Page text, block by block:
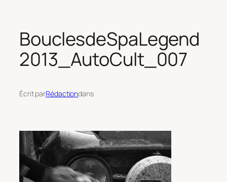
BouclesdeSpaLegend
2013_AutoCult_007
Écrit parRédactiondans